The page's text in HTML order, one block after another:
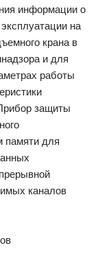
информации о
на
крана в
и для
работы
защиты
памяти для
каналов